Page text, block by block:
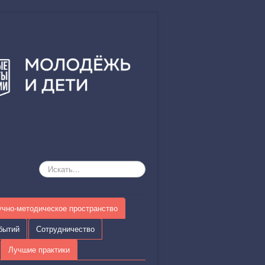
Искать...
методическое пространство
Сотрудничество
Лучшие практики